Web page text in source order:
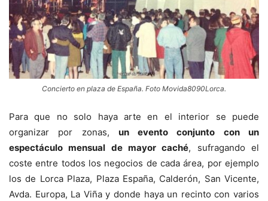
Concierto en plaza de España. Foto Movida8090Lorca.
Para que no solo haya arte en el interior se puede
organizar por zonas, un evento conjunto con un
espectáculo mensual de mayor caché, sufragando el
coste entre todos los negocios de cada área, por ejemplo
los de Lorca Plaza, Plaza España, Calderón, San Vicente,
Avda. Europa, La Viña y donde haya un recinto con varios